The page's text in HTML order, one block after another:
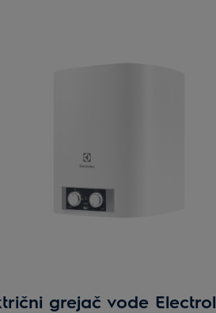
grejač vode